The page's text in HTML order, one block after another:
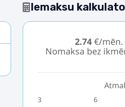
Iemaksu
2.74€/mēn.
Nomaksa bez
3 6